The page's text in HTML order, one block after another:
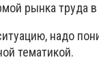
рынка труда
надо
тематикой.